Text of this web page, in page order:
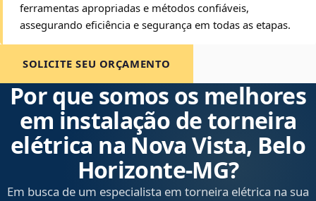
ferramentas apropriadas e métodos confiáveis,
assegurando eficiência e segurança em todas as etapas.
SOLICITE SEU ORÇAMENTO
Por que somos os melhores
em instalação de torneira
elétrica na Nova Vista, Belo
Horizonte‑MG?
Em busca de um especialista em torneira elétrica na sua